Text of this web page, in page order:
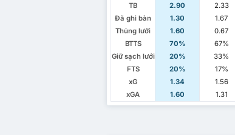
TB
2.90 2.33
Đã ghi bàn
1.30 1.67
Thủng lưới
1.60 0.67
BTTS
70% 67%
Giữ sạch lưới
20% 33%
FTS
20% 17%
xG
1.34 1.56
xGA
1.60 1.31